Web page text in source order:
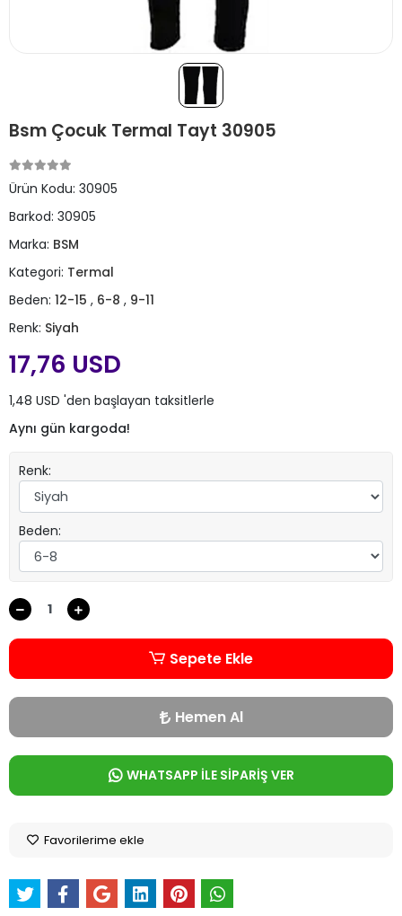
Bsm Çocuk Termal Tayt 30905
Ürün Kodu: 30905
Barkod: 30905
Marka: BSM
Kategori: Termal
Beden: 12-15 , 6-8 , 9-11
Renk: Siyah
17,76 USD
1,48 USD 'den başlayan taksitlerle
Aynı gün kargoda!
Renk:
Beden:
Sepete Ekle
Hemen Al
WHATSAPP İLE SİPARİŞ VER
Favorilerime ekle